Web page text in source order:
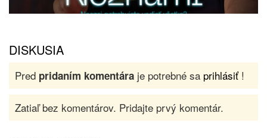
DISKUSIA
Pred pridaním komentára je potrebné sa prihlásiť!
Zatiaľ bez komentárov. Pridajte prvý komentár.